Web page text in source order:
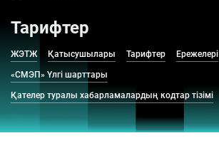
Тарифтер
ЖЭТЖ Қатысушылары Тарифтер Ережелерi
«СМЭП» Үлгі шарттары
Қателер туралы хабарламалардың кодтар тізімі